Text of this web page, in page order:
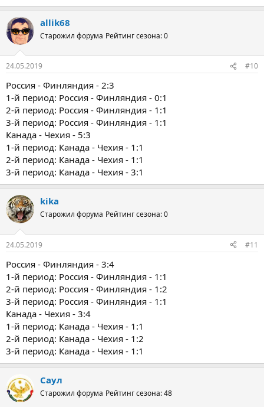
allik68
Старожил форума Рейтинг сезона: 0
24.05.2019 #10
Россия - Финляндия - 2:3
1-й период: Россия - Финляндия - 0:1
2-й период: Россия - Финляндия - 1:1
3-й период: Россия - Финляндия - 1:1
Канада - Чехия - 5:3
1-й период: Канада - Чехия - 1:1
2-й период: Канада - Чехия - 1:1
3-й период: Канада - Чехия - 3:1
kika
Старожил форума Рейтинг сезона: 0
24.05.2019 #11
Россия - Финляндия - 3:4
1-й период: Россия - Финляндия - 1:1
2-й период: Россия - Финляндия - 1:2
3-й период: Россия - Финляндия - 1:1
Канада - Чехия - 3:4
1-й период: Канада - Чехия - 1:1
2-й период: Канада - Чехия - 1:2
3-й период: Канада - Чехия - 1:1
Саул
Старожил форума Рейтинг сезона: 48